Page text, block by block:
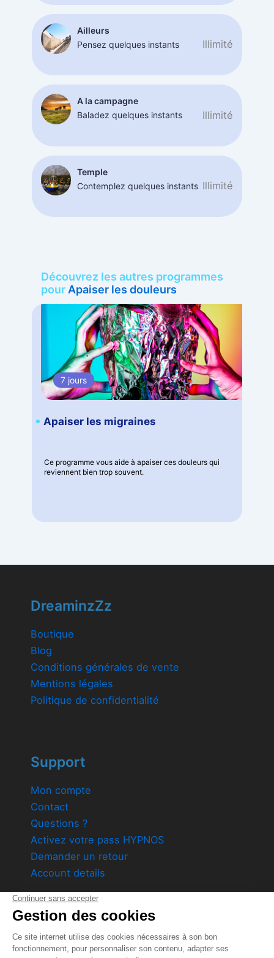
Ailleurs
Pensez quelques instants
Illimité
A la campagne
Baladez quelques instants
Illimité
Temple
Contemplez quelques instants Illimité
Découvrez les autres programmes
pour Apaiser les douleurs
7 jours
Apaiser les migraines
Ce programme vous aide à apaiser ces douleurs qui
reviennent bien trop souvent.
DreaminzZz
Boutique
Blog
Conditions générales de vente
Mentions légales
Politique de confidentialité
Support
Mon compte
Contact
Questions ?
Activez votre pass HYPNOS
Demander un retour
Account details
Product by
1589 Avenue des Vertes Rives 84 140 Montfavet
Société par action simplifiée au capital variable de 1